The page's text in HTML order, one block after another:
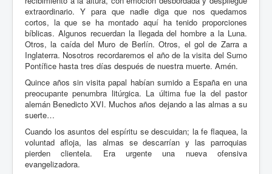
extraordinario. Y para que nadie diga que nos quedamos
cortos, la que se ha montado aquí ha tenido proporciones
bíblicas. Algunos recuerdan la llegada del hombre a la Luna.
Otros, la caída del Muro de Berlín. Otros, el gol de Zarra a
Inglaterra. Nosotros recordaremos el año de la visita del Sumo
Pontífice hasta tres días después de nuestra muerte. Amén.
Quince años sin visita papal habían sumido a España en una
preocupante penumbra litúrgica. La última fue la del pastor
alemán Benedicto XVI. Muchos años dejando a las almas a su
suerte…
Cuando los asuntos del espíritu se descuidan; la fe flaquea, la
voluntad afloja, las almas se descarrían y las parroquias
pierden clientela. Era urgente una nueva ofensiva
evangelizadora.